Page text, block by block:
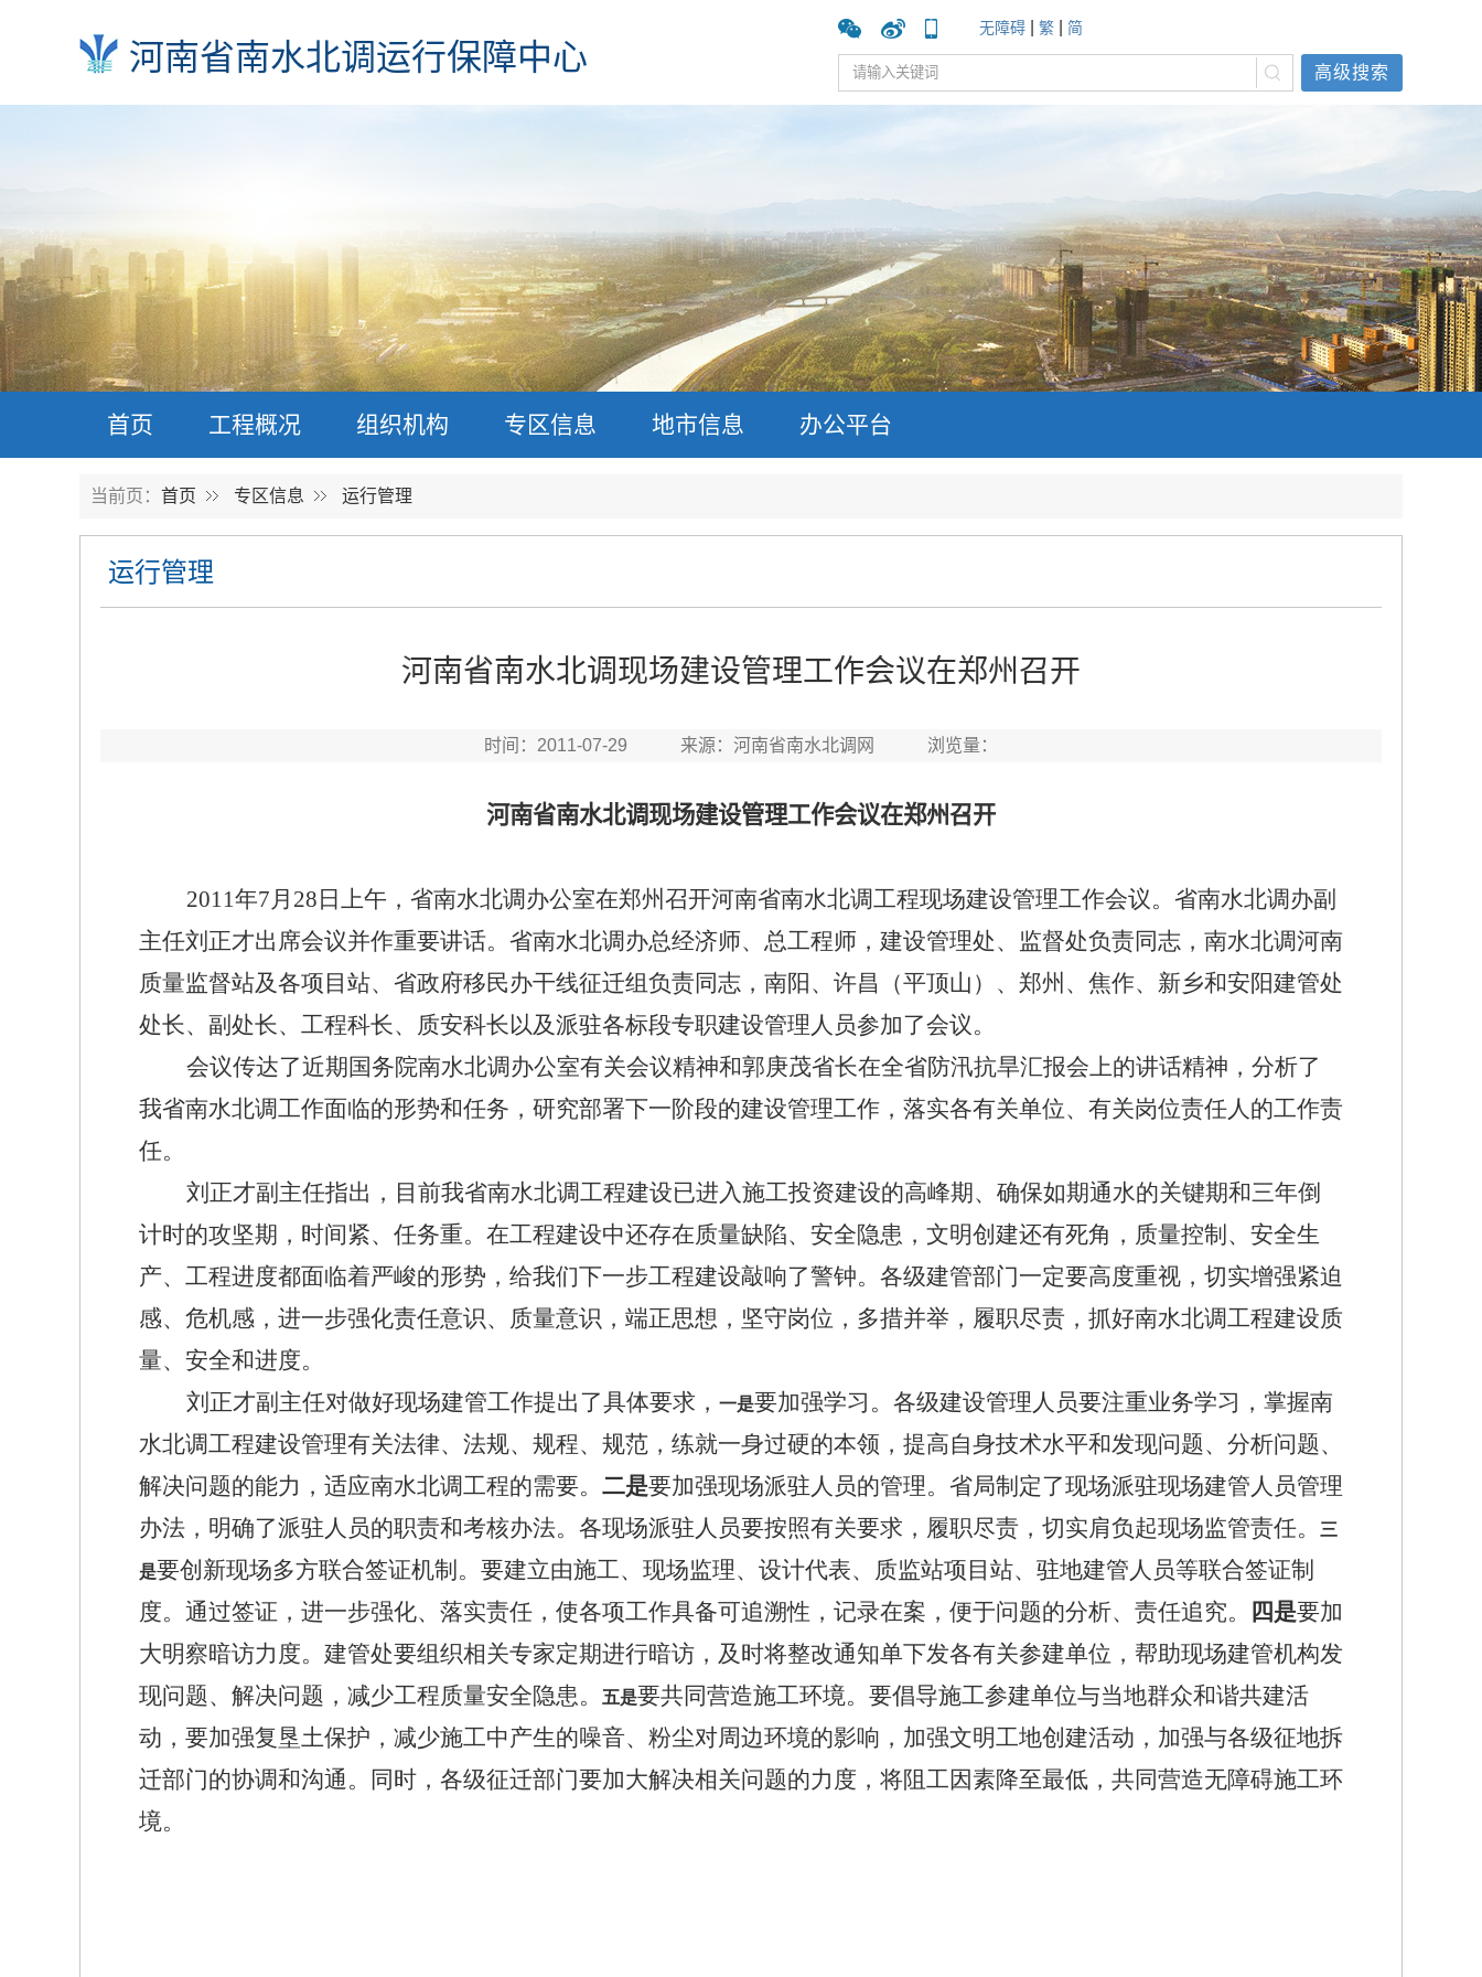
河南省南水北调运行保障中心
无障碍 繁 简
高级搜索
首页 工程概况 组织机构 专区信息 地市信息 办公平台
当前页： 首页 专区信息 运行管理
运行管理
河南省南水北调现场建设管理工作会议在郑州召开
时间：2011-07-29 来源：河南省南水北调网 浏览量：
河南省南水北调现场建设管理工作会议在郑州召开
2011年7月 28 日 上午，省南水北调办公室在郑州召开河南省南水北调工程现场建设管理工作会议。省南水北调办副
主任刘正才出席会议并作重要讲话。省南水北调办总经济师、总工程师，建设管理处、监督处负责同志，南水北调河南
质量监督站及各项目站、省政府移民办干线征迁组负责同志，南阳、许昌（平顶山）、郑州、焦作、新乡和安阳建管处
处长、副处长、工程科长、质安科长以及派驻各标段专职建设管理人员参加了会议。
会议传达了近期国务院南水北调办公室有关会议精神和郭庚茂省长在全省防汛抗旱汇报会上的讲话精神，分析了
我省南水北调工作面临的形势和任务，研究部署下一阶段的建设管理工作，落实各有关单位、有关岗位责任人的工作责
任。
刘正才副主任指出，目前我省南水北调工程建设已进入施工投资建设的高峰期、确保如期通水的关键期和三年倒
计时的攻坚期，时间紧、任务重。在工程建设中还存在质量缺陷、安全隐患，文明创建还有死角，质量控制、安全生
产、工程进度都面临着严峻的形势，给我们下一步工程建设敲响了警钟。各级建管部门一定要高度重视，切实增强紧迫
感、危机感，进一步强化责任意识、质量意识，端正思想，坚守岗位，多措并举，履职尽责，抓好南水北调工程建设质
量、安全和进度。
刘正才副主任对做好现场建管工作提出了具体要求， 一是要加强学习。各级建设管理人员要注重业务学习，掌握南
水北调工程建设管理有关法律、法规、规程、规范，练就一身过硬的本领，提高自身技术水平和发现问题、分析问题、
解决问题的能力，适应南水北调工程的需要。 二是要加强现场派驻人员的管理。省局制定了现场派驻现场建管人员管理
办法，明确了派驻人员的职责和考核办法。各现场派驻人员要按照有关要求，履职尽责，切实肩负起现场监管责任。
三
是要创新现场多方联合签证机制。要建立由施工、现场监理、设计代表、质监站项目站、驻地建管人员等联合签证制
度。 通过签证，进一步强化、落实责任，使各项工作具备可追溯性，记录在案，便于问题的分析、责任追究。 四是要加
大明察暗访力度。建管处要组织相关专家定期进行暗访，及时将整改通知单下发各有关参建单位， 帮助现场建管机构发
现问题、解决问题，减少工程质量安全隐患。
五是要共同营造施工环境。要倡导施工参建单位与当地群众和谐共建活
动，要加强复垦土保护，减少施工中产生的噪音、粉尘对周边环境的影响，加强文明工地创建活动，加强与各级征地拆
迁部门的协调和沟通。同时，各级征迁部门要加大解决相关问题的力度，将阻工因素降至最低，共同营造无障碍施工环
境。